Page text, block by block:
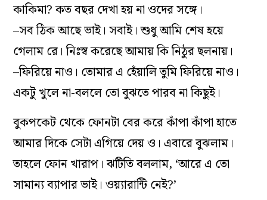
কাকিমা? কত বছর দেখা হয় না ওদের সঙ্গে।
–সব ঠিক আছে ভাই। সবাই। শুধু আমি শেষ হয়ে
গেলাম রে। নিঃস্ব করেছে আমায় কি নিঠুর ছলনায়।
–ফিরিয়ে নাও। তোমার এ হেঁয়ালি তুমি ফিরিয়ে নাও।
একটু খুলে না-বললে তো বুঝতে পারব না কিছুই।
বুকপকেট থেকে ফোনটা বের করে কাঁপা কাঁপা হাতে
আমার দিকে সেটা এগিয়ে দেয় ও। এবারে বুঝলাম।
তাহলে ফোন খারাপ। ঝটিতি বললাম, ‘আরে এ তো
সামান্য ব্যাপার ভাই। ওয়্যারান্টি নেই?’